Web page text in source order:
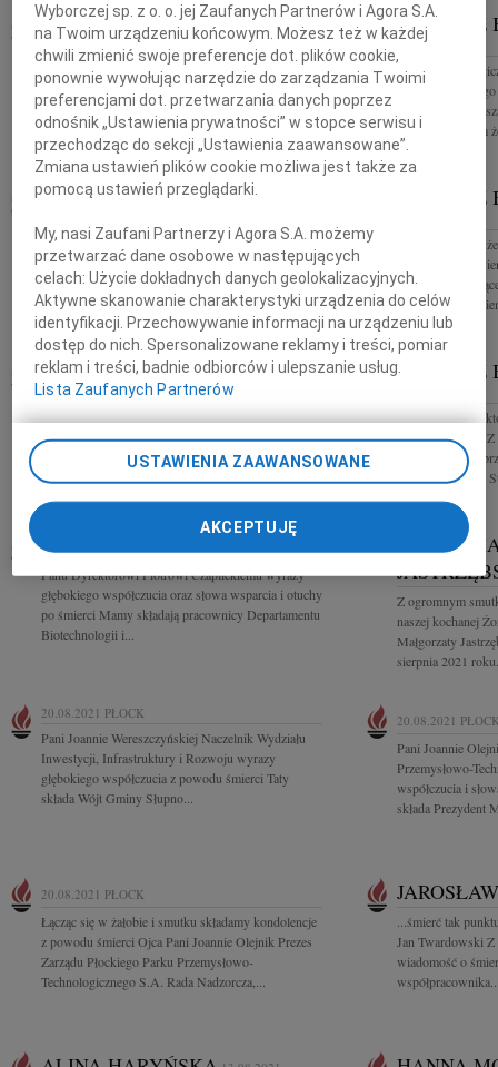
MARIUSZ BIENIEK 27.08.2021
PŁOCK
Z głębokim smutkiem przyjęliśmy wiadomość o
śmierci Mariusza Bieńka Starosty Płockiego, byłego
członka Konwentu Państwowej Wyższej Szkoły
Zawodowej w Płocku. Rodzinie Zmarłego...
MARIUSZ
PŁOCK
Wstrząśnięci
Powiatu
Politechnika
żalem i smutkiem
JÓZEF PÓŁTURZYCKI 27.08.2021
Z wielkim smutkiem przyjęliśmy wiadomość, że w
dniu 25 sierpnia 2021 roku, w wieku 87 lat zmarł
prof. dr hab. Józef Półturzycki profesor zwyczajny
Szkoły Wyższej...
Z wielkim żalem
Pana Mariusza
uczciwego i
większym
MARIUSZ BIENIEK 27.08.2021
PŁOCK
Panie Starosto, Mariuszu, Benku, Przyjacielu...
Odszedłeś za szybko, zbyt młodo, niespodziewanie
dla nas wszystkich. Zostawiłeś pustkę, której nikt i
nic nie jest w...
MARIUSZ
"Nie umiera ten,
Jan Twardowski Z
ogromnej straty
Mariusza Bieńka
20.08.2021
Panu Dyrektorowi Piotrowi Czaplickiemu wyrazy
głębokiego współczucia oraz słowa wsparcia i otuchy
po śmierci Mamy składają pracownicy Departamentu
Biotechnologii i...
MARIA
Z ogromnym
naszej kochanej
Małgorzaty
sierpnia 2021
20.08.2021 PŁOCK
Pani Joannie Wereszczyńskiej Naczelnik Wydziału
Inwestycji, Infrastruktury i Rozwoju wyrazy
głębokiego współczucia z powodu śmierci Taty
składa Wójt Gminy Słupno...
20.08.2021
Pani Joannie
Przemysłowo-
współczucia i
składa Prezydent
20.08.2021 PŁOCK
Łącząc się w żałobie i smutku składamy kondolencje
z powodu śmierci Ojca Pani Joannie Olejnik Prezes
Zarządu Płockiego Parku Przemysłowo-
Technologicznego S.A. Rada Nadzorcza,...
...śmierć tak
Jan Twardowski
wiadomość o
Wyborczej sp. z o. o. jej Zaufanych Partnerów i Agora S.A.
na Twoim urządzeniu końcowym. Możesz też w każdej
chwili zmienić swoje preferencje dot. plików cookie,
ponownie wywołując narzędzie do zarządzania Twoimi
preferencjami dot. przetwarzania danych poprzez
odnośnik „Ustawienia prywatności” w stopce serwisu i
przechodząc do sekcji „Ustawienia zaawansowane”.
Zmiana ustawień plików cookie możliwa jest także za
pomocą ustawień przeglądarki.
My, nasi Zaufani Partnerzy i Agora S.A. możemy
przetwarzać dane osobowe w następujących
celach:Użycie dokładnych danych geolokalizacyjnych.
Aktywne skanowanie charakterystyki urządzenia do celów
identyfikacji. Przechowywanie informacji na urządzeniu lub
dostęp do nich. Spersonalizowane reklamy i treści, pomiar
reklam i treści, badnie odbiorców i ulepszanie usług.
Lista Zaufanych Partnerów
USTAWIENIA ZAAWANSOWANE
AKCEPTUJĘ